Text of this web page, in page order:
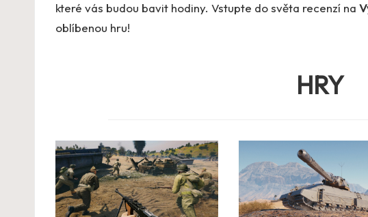
které vás budou bavit hodiny. Vstupte do světa recenzí na
oblíbenou hru!
HRY